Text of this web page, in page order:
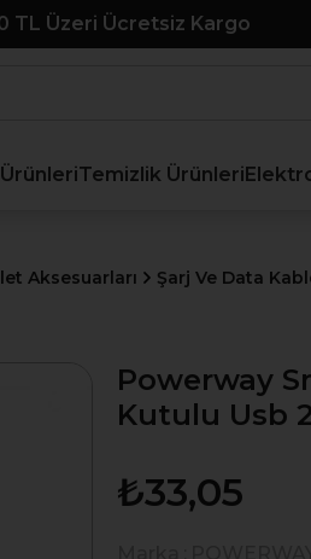
Özel %10 İndirim
Temizlik Ürünleri
Aksesuarları
Şarj Ve Data
Powerway
Kutulu Usb
₺33,05